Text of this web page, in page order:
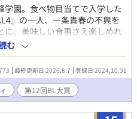
学園。食べ物目当てで入学した
』の一人、一条貴春の不興を
に。美味しい食事さえ楽しめれ
、転入生の扇谷時雨がやって
ちたものとなる──。 自分の親
ちに迫られるのを横目で見つ
リをしたり、ゆるく立ちそう
る物語です。
む
最終更新日 2026.8.7 登録日 2024.10.31
第12回BL大賞